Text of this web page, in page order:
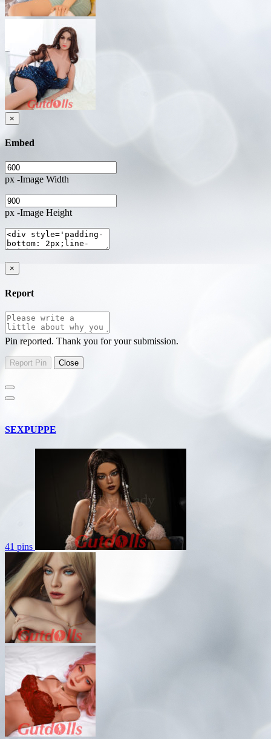
×
Embed
px -Image Width
px -Image Height
×
Report
Pin reported. Thank you for your submission.
SEXPUPPE
41 pins